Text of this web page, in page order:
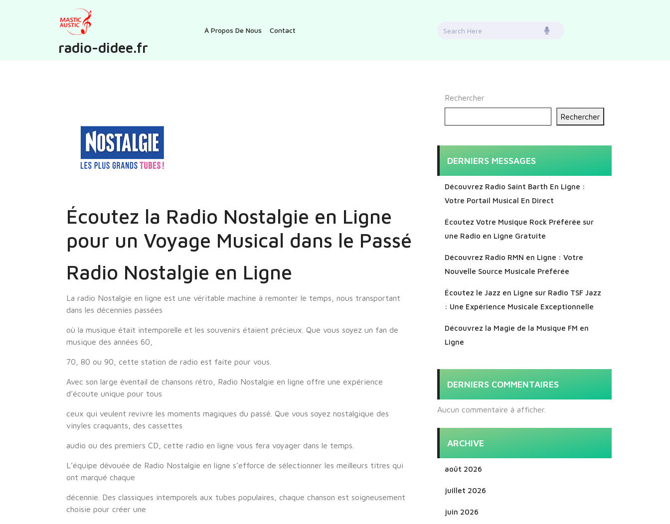
radio-didee.fr
À Propos De Nous Contact
Search
Écoutez la Radio Nostalgie en Ligne
pour un Voyage Musical dans le Passé
Radio Nostalgie en Ligne
La radio Nostalgie en ligne est une véritable machine à remonter le temps, nous transportant
dans les décennies passées
où la musique était intemporelle et les souvenirs étaient précieux. Que vous soyez un fan de
musique des années 60,
70, 80 ou 90, cette station de radio est faite pour vous.
Avec son large éventail de chansons rétro, Radio Nostalgie en ligne offre une expérience
d’écoute unique pour tous
ceux qui veulent revivre les moments magiques du passé. Que vous soyez nostalgique des
vinyles craquants, des cassettes
audio ou des premiers CD, cette radio en ligne vous fera voyager dans le temps.
L’équipe dévouée de Radio Nostalgie en ligne s’efforce de sélectionner les meilleurs titres qui
ont marqué chaque
décennie. Des classiques intemporels aux tubes populaires, chaque chanson est soigneusement
choisie pour créer une
Rechercher
Rechercher
DERNIERS MESSAGES
Découvrez Radio Saint Barth En Ligne :
Votre Portail Musical En Direct
Écoutez Votre Musique Rock Préférée sur
une Radio en Ligne Gratuite
Découvrez Radio RMN en Ligne : Votre
Nouvelle Source Musicale Préférée
Écoutez le Jazz en Ligne sur Radio TSF Jazz
: Une Expérience Musicale Exceptionnelle
Découvrez la Magie de la Musique FM en
Ligne
DERNIERS COMMENTAIRES
Aucun commentaire à afficher.
ARCHIVE
août 2026
juillet 2026
juin 2026